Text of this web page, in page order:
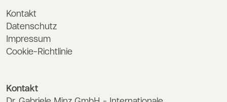
Kontakt
Datenschutz
Impressum
Cookie-Richtlinie
Kontakt